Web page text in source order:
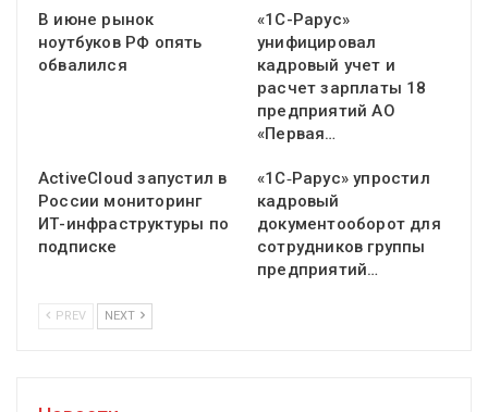
В июне рынок
ноутбуков РФ опять
обвалился
«1С-Рарус»
унифицировал
кадровый учет и
расчет зарплаты 18
предприятий АО
«Первая…
ActiveCloud запустил в
России мониторинг
ИТ-инфраструктуры по
подписке
«1С‑Рарус» упростил
кадровый
документооборот для
сотрудников группы
предприятий…
PREV NEXT